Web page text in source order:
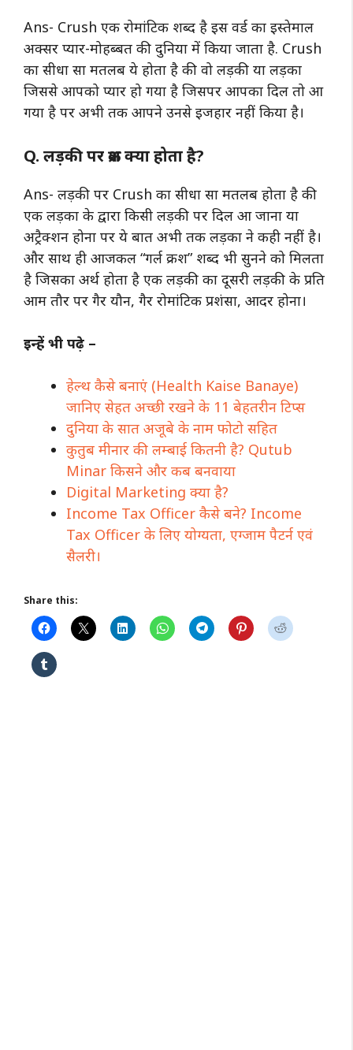
Ans- Crush एक रोमांटिक शब्द है इस वर्ड का इस्तेमाल
अक्सर प्यार-मोहब्बत की दुनिया में किया जाता है. Crush
का सीधा सा मतलब ये होता है की वो लड़की या लड़का
जिससे आपको प्यार हो गया है जिसपर आपका दिल तो आ
गया है पर अभी तक आपने उनसे इजहार नहीं किया है।
Q. लड़की पर क्रश क्या होता है?
Ans- लड़की पर Crush का सीधा सा मतलब होता है की
एक लड़का के द्वारा किसी लड़की पर दिल आ जाना या
अट्रैक्शन होना पर ये बात अभी तक लड़का ने कही नहीं है।
और साथ ही आजकल “गर्ल क्रश” शब्द भी सुनने को मिलता
है जिसका अर्थ होता है एक लड़की का दूसरी लड़की के प्रति
आम तौर पर गैर यौन, गैर रोमांटिक प्रशंसा, आदर होना।
इन्हें भी पढ़े –
हेल्थ कैसे बनाएं (Health Kaise Banaye)
जानिए सेहत अच्छी रखने के 11 बेहतरीन टिप्स
दुनिया के सात अजूबे के नाम फोटो सहित
कुतुब मीनार की लम्बाई कितनी है? Qutub
Minar किसने और कब बनवाया
Digital Marketing क्या है?
Income Tax Officer कैसे बने? Income
Tax Officer के लिए योग्यता, एग्जाम पैटर्न एवं
सैलरी।
Share this: